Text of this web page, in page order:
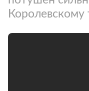
Королевскому